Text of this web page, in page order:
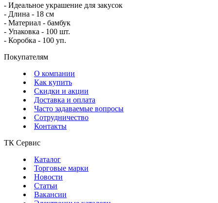
- Идеальное украшение для закусок
- Длина - 18 см
- Материал - бамбук
- Упаковка - 100 шт.
- Коробка - 100 уп.
Покупателям
О компании
Как купить
Скидки и акции
Доставка и оплата
Часто задаваемые вопросы
Сотрудничество
Контакты
ТК Сервис
Каталог
Торговые марки
Новости
Статьи
Вакансии